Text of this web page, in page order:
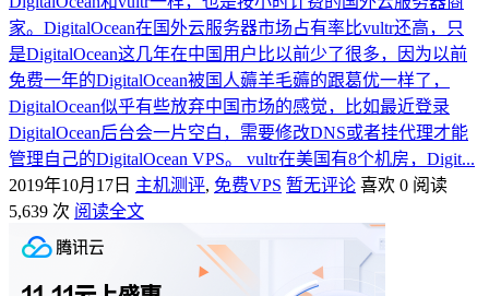
家。DigitalOcean在国外云服务器市场占有率比vultr还高，只
是DigitalOcean这几年在中国用户比以前少了很多，因为以前
免费一年的DigitalOcean被国人薅羊毛薅的跟葛优一样了，
DigitalOcean似乎有些放弃中国市场的感觉，比如最近登录
DigitalOcean后台会一片空白，需要修改DNS或者挂代理才能
管理自己的DigitalOcean VPS。 vultr在美国有8个机房，Digit...
2019年10月17日 主机测评, 免费VPS 暂无评论 喜欢 0 阅读
5,639 次 阅读全文